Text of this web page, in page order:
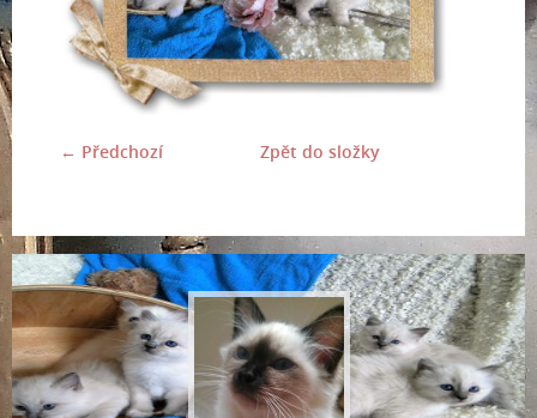
← Předchozí Zpět do složky